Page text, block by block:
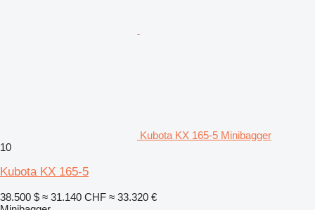
Kubota KX 165-5 Minibagger
10
Kubota KX 165-5
38.500 $ ≈ 31.140 CHF ≈ 33.320 €